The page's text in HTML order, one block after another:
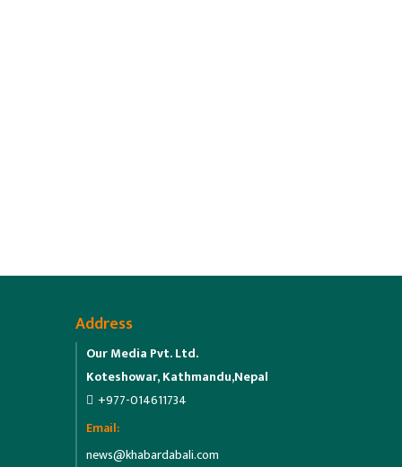
Address
Our Media Pvt. Ltd.
Koteshowar, Kathmandu,Nepal
+977-014611734
Email:
news@khabardabali.com